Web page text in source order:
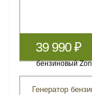
39 990 ₽
Генератор